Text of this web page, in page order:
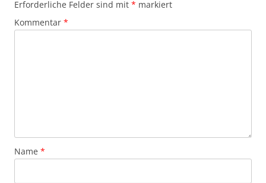
Erforderliche Felder sind mit * markiert
Kommentar *
Name *